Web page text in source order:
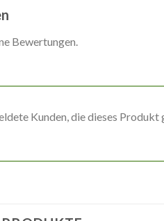
Bewertungen.
Kunden, die dieses